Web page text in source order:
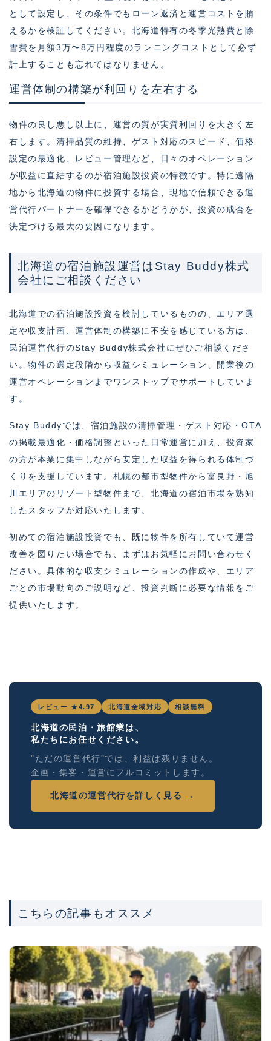
として設定し、その条件でもローン返済と運営コストを賄
えるかを検証してください。北海道特有の冬季光熱費と除
雪費を月額3万〜8万円程度のランニングコストとして必ず
計上することも忘れてはなりません。
運営体制の構築が利回りを左右する
物件の良し悪し以上に、運営の質が実質利回りを大きく左
右します。清掃品質の維持、ゲスト対応のスピード、価格
設定の最適化、レビュー管理など、日々のオペレーション
が収益に直結するのが宿泊施設投資の特徴です。特に遠隔
地から北海道の物件に投資する場合、現地で信頼できる運
営代行パートナーを確保できるかどうかが、投資の成否を
決定づける最大の要因になります。
北海道の宿泊施設運営はStay Buddy株式
会社にご相談ください
北海道での宿泊施設投資を検討しているものの、エリア選
定や収支計画、運営体制の構築に不安を感じている方は、
民泊運営代行のStay Buddy株式会社にぜひご相談くださ
い。物件の選定段階から収益シミュレーション、開業後の
運営オペレーションまでワンストップでサポートしていま
す。
Stay Buddyでは、宿泊施設の清掃管理・ゲスト対応・OTA
の掲載最適化・価格調整といった日常運営に加え、投資家
の方が本業に集中しながら安定した収益を得られる体制づ
くりを支援しています。札幌の都市型物件から富良野・旭
川エリアのリゾート型物件まで、北海道の宿泊市場を熟知
したスタッフが対応いたします。
初めての宿泊施設投資でも、既に物件を所有していて運営
改善を図りたい場合でも、まずはお気軽にお問い合わせく
ださい。具体的な収支シミュレーションの作成や、エリア
ごとの市場動向のご説明など、投資判断に必要な情報をご
提供いたします。
レビュー ★4.97 北海道全域対応 相談無料
北海道の民泊・旅館業は、
私たちにお任せください。
"ただの運営代行"では、利益は残りません。
企画・集客・運営にフルコミットします。
北海道の運営代行を詳しく見る →
こちらの記事もオススメ